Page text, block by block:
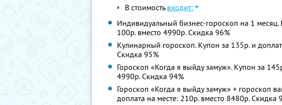
В стоимость входит:
Индивидуальный бизнес-гороскоп на 1 месяц.
100р. вместо 4990р. Скидка 96%
Кулинарный гороскоп. Купон за 135р. и
Скидка 95%
Гороскоп «Когда я выйду замуж». Купон за
4990р. Скидка 94%
Гороскоп «Когда я выйду замуж» + гороскоп
доплата на месте: 210р. вместо 8480р. Скидка